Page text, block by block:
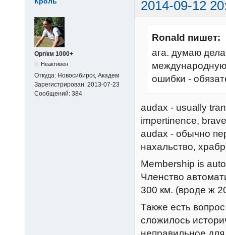
2014-09-12
Орг/км 1000+
Неактивен
Откуда: Новосибирск, Академ
Зарегистрирован: 2013-07-23
Сообщений: 384
Ronald пишет:
ага. думаю
международную
ошибки -
audax - usually
impertinence,
audax - обычно
нахальство,
Membership is
Членство
300 км. (вроде ж
Также есть
сложилось